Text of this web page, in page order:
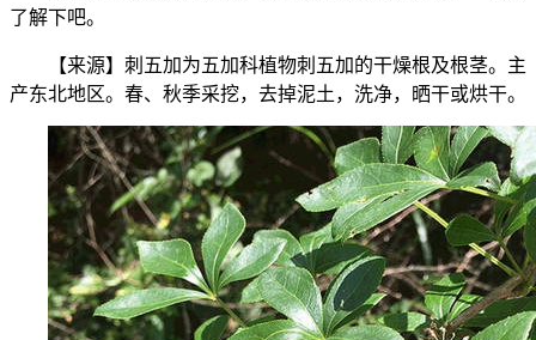
了解下吧。
【来源】刺五加为五加科植物刺五加的干燥根及根茎。主
产东北地区。春、秋季采挖，去掉泥土，洗净，晒干或烘干。